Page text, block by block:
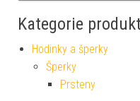
Kategorie
Hodinky a šperky
Šperky
Prsteny